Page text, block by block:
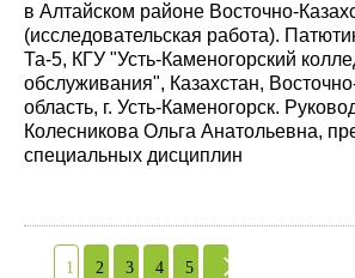
в Алтайском районе Восточно-
(исследовательская работа).
Та-5, КГУ "Усть-Каменогорский
обслуживания", Казахстан,
область, г. Усть-Каменогорск.
Колесникова Ольга Анатольевна,
специальных дисциплин
1 2 3 4 5